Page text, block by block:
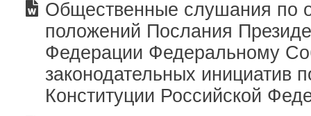
Общественные слушания по
положений Послания
Федерации Федеральному
законодательных инициатив
Конституции Российской